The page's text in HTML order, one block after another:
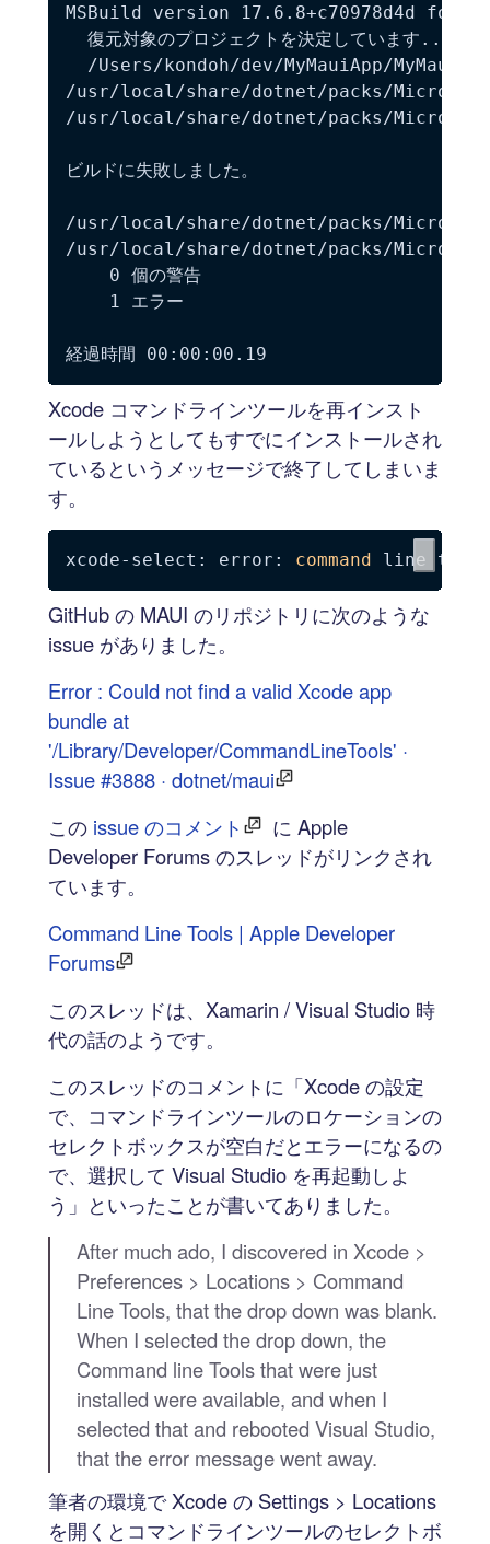
MSBuild version 17.6.8+c70978d4d for
  復元対象のプロジェクトを決定しています...
/Users/kondoh/dev/MyMauiApp/
/usr/local/share/dotnet/packs/
/usr/local/share/dotnet/packs/
ビルドに失敗しました。
/usr/local/share/dotnet/packs/
/usr/local/share/dotnet/packs/
    0 個の警告
    1 エラー
Xcode コマンドラインツールを再インスト
ールしようとしてもすでにインストールされ
ているというメッセージで終了してしまいま
す。
xcode-select: error: command line
GitHub の MAUI のリポジトリに次のような
issue がありました。
Error : Could not find a valid Xcode app
bundle at
'/Library/Developer/CommandLineTools' ·
Issue #3888 · dotnet/maui
この issue のコメント
に Apple
Developer Forums のスレッドがリンクされ
ています。
Command Line Tools | Apple Developer
Forums
このスレッドは、Xamarin / Visual Studio 時
代の話のようです。
このスレッドのコメントに「Xcode の設定
で、コマンドラインツールのロケーションの
セレクトボックスが空白だとエラーになるの
で、選択して Visual Studio を再起動しよ
う」といったことが書いてありました。
After much ado, I discovered in Xcode >
Preferences > Locations > Command
Line Tools, that the drop down was blank.
When I selected the drop down, the
Command line Tools that were just
installed were available, and when I
selected that and rebooted Visual Studio,
that the error message went away.
筆者の環境で Xcode の Settings > Locations
を開くとコマンドラインツールのセレクトボ